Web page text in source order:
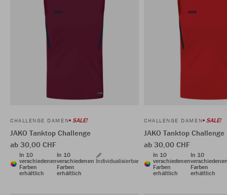
CHALLENGE DAMEN SALE!
JAKO Tanktop Challenge
ab 30,00 CHF
In 10
verschiedenen
Farben
erhältlich
In 10
verschiedenen
Farben
erhältlich
Individualisierbar
CHALLENGE DAMEN SALE!
JAKO Tanktop Challenge
ab 30,00 CHF
In 10
verschiedenen
Farben
erhältlich
In 10
Farben
erhältlich